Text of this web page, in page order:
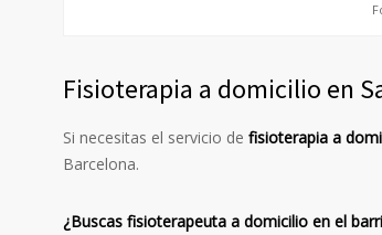
Fisioterapia a domicilio en
Si necesitas el servicio de fisioterapia a
Barcelona.
¿Buscas fisioterapeuta a domicilio en el